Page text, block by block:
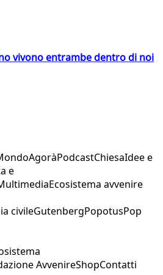
vivono entrambe dentro di noi
AgoràPodcastChiesaIdee e
e
Ecosistema avvenire
civileGutenbergPopotusPop
AvvenireShopContatti